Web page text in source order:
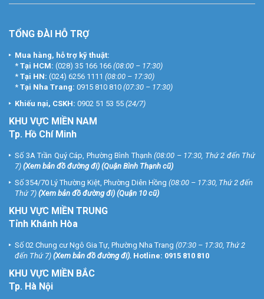
TỔNG ĐÀI HỖ TRỢ
Mua hàng, hỗ trợ kỹ thuật:
* Tại HCM: (028) 35 166 166 (08:00 – 17:30)
* Tại HN: (024) 6256 1111 (08:00 – 17:30)
* Tại Nha Trang: 0915 810 810 (07:30 – 17:30)
Khiếu nại, CSKH: 0902 51 53 55 (24/7)
KHU VỰC MIỀN NAM
Tp. Hồ Chí Minh
Số 3A Trần Quý Cáp, Phường Bình Thạnh (08:00 – 17:30, Thứ 2 đến Thứ
7) (Xem bản đồ đường đi) (Quận Bình Thạnh cũ)
Số 354/70 Lý Thường Kiệt, Phường Diên Hồng (08:00 – 17:30, Thứ 2 đến
Thứ 7) (Xem bản đồ đường đi) (Quận 10 cũ)
KHU VỰC MIỀN TRUNG
Tỉnh Khánh Hòa
Số 02 Chung cư Ngô Gia Tự, Phường Nha Trang (07:30 – 17:30, Thứ 2
đến Thứ 7) (Xem bản đồ đường đi). Hotline: 0915 810 810
KHU VỰC MIỀN BẮC
Tp. Hà Nội